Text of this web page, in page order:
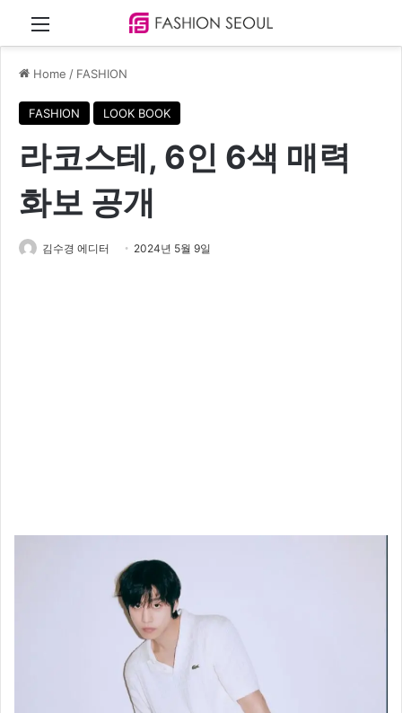
Menu
Home / FASHION
FASHION LOOK BOOK
라코스테, 6인 6색 매력
화보 공개
김수경 에디터 2024년 5월 9일